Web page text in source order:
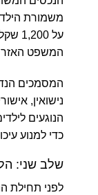
משמורת
על 1,200 שקל
המשפט
המסמכים
נישואין,
הנוגעים
כדי למנוע
שלב שני:
לפני תחילת